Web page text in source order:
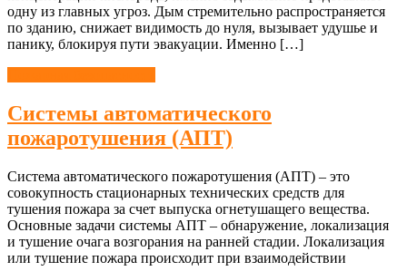
одну из главных угроз. Дым стремительно распространяется
по зданию, снижает видимость до нуля, вызывает удушье и
панику, блокируя пути эвакуации. Именно […]
Системы автоматического
пожаротушения (АПТ)
Система автоматического пожаротушения (АПТ) – это
совокупность стационарных технических средств для
тушения пожара за счет выпуска огнетушащего вещества.
Основные задачи системы АПТ – обнаружение, локализация
и тушение очага возгорания на ранней стадии. Локализация
или тушение пожара происходит при взаимодействии